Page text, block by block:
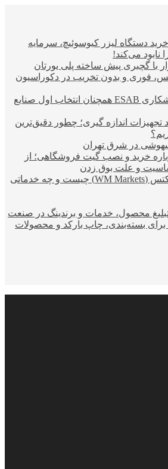
خرید دستگاه لیزر کیوسوئیچ، سرمایه
نابود می‌کند!
با گچبری پیش ساخته پلی یورتان
فوری و بدون تخریب در دکوراسیون
چرا محصولات جوشکاری ESAB همچنان انتخاب اول صنایع
تجهیزات اندازه گیری؛ چطور دقیق‌ترین
در شرق تهران
خرید و نصب گیت فروشگاهی؛ از
و علت بوق زدن
بروکر دبلیو ام مارکتس (WM Markets) چیست و چه خدماتی
محصول، خدمات و برندینگ در صنعت
برای بسته‌بندی، چاپ بارکد و محصولات